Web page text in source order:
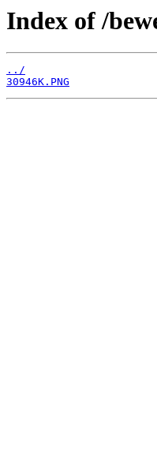
Index of /
../
30946K.PNG